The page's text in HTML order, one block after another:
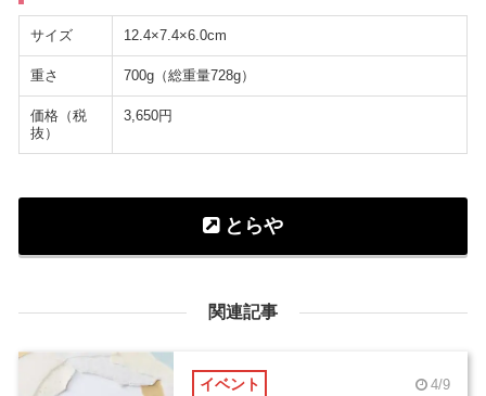
サイズ 12.4×7.4×6.0cm
重さ 700g（総重量728g）
価格（税
抜）
3,650円
とらや
関連記事
イベント 4/9